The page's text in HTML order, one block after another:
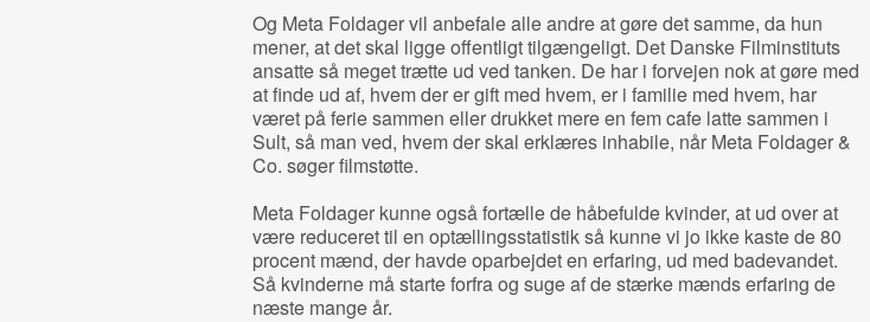
Og Meta Foldager vil anbefale alle andre at gøre det samme, da hun
mener, at det skal ligge offentligt tilgængeligt. Det Danske Filminstituts
ansatte så meget trætte ud ved tanken. De har i forvejen nok at gøre med
at finde ud af, hvem der er gift med hvem, er i familie med hvem, har
været på ferie sammen eller drukket mere en fem cafe latte sammen i
Sult, så man ved, hvem der skal erklæres inhabile, når Meta Foldager &
Co. søger filmstøtte.
Meta Foldager kunne også fortælle de håbefulde kvinder, at ud over at
være reduceret til en optællingsstatistik så kunne vi jo ikke kaste de 80
procent mænd, der havde oparbejdet en erfaring, ud med badevandet.
Så kvinderne må starte forfra og suge af de stærke mænds erfaring de
næste mange år.